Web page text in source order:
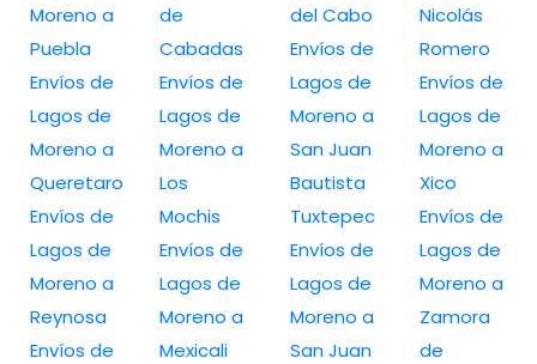
Moreno a
Puebla
Envíos de
Lagos de
Moreno a
Queretaro
Envíos de
Lagos de
Moreno a
Reynosa
Envíos de
de
Cabadas
Envíos de
Lagos de
Moreno a
Los
Mochis
Envíos de
Lagos de
Moreno a
Mexicali
del Cabo
Envíos de
Lagos de
Moreno a
San Juan
Bautista
Tuxtepec
Envíos de
Lagos de
Moreno a
San Juan
Nicolás
Romero
Envíos de
Lagos de
Moreno a
Xico
Envíos de
Lagos de
Moreno a
Zamora
de